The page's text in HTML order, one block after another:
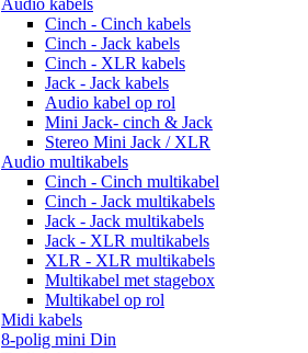
Audio kabels
Cinch - Cinch kabels
Cinch - Jack kabels
Cinch - XLR kabels
Jack - Jack kabels
Audio kabel op rol
Mini Jack- cinch & Jack
Stereo Mini Jack / XLR
Audio multikabels
Cinch - Cinch multikabel
Cinch - Jack multikabels
Jack - Jack multikabels
Jack - XLR multikabels
XLR - XLR multikabels
Multikabel met stagebox
Multikabel op rol
Midi kabels
8-polig mini Din